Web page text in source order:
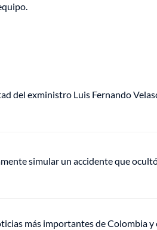
del exministro Luis Fernando
simular un accidente que
más importantes de Colombia y